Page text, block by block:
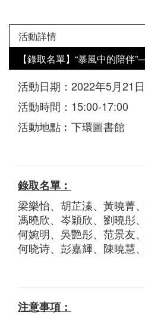
活動詳情
【錄取名單】“暴風中的陪
活動日期：2022年5月21日
活動時間：15:00-17:00
活動地點︰下環圖書館
錄取名單︰
梁樂怡、胡芷溱、黃曉菁、
馮曉欣、岑穎欣、劉曉彤、
何婉明、吳艷彤、范景友、
何晓诗、彭嘉輝、陳曉慧
注意事項：